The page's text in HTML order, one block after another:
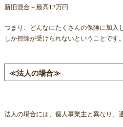
新旧混合 = 最高12万円
つまり、どんなにたくさんの保険に加入
しか控除が受けられないということです。
≪法人の場合≫
法人の場合には、個人事業主と異なり、